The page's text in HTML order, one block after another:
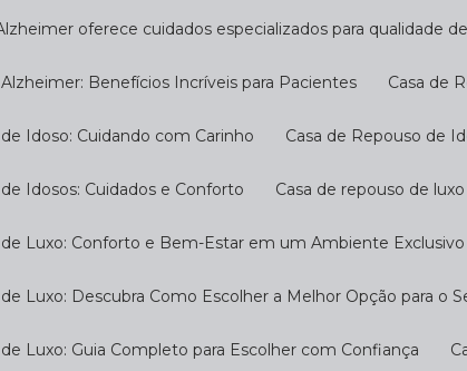
oferece cuidados especializados para qualidade
Alzheimer: Benefícios Incríveis para Pacientes Casa de
de Idoso: Cuidando com Carinho Casa de Repouso de
de Idosos: Cuidados e Conforto Casa de repouso de
de Luxo: Conforto e Bem-Estar em um Ambiente Exclusivo
de Luxo: Descubra Como Escolher a Melhor Opção para o
de Luxo: Guia Completo para Escolher com Confiança